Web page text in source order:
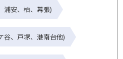
浦安、柏、幕張)
谷、戸塚、港南台他)